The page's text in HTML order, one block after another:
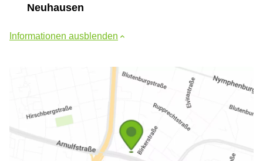
Neuhausen
Informationen ausblenden